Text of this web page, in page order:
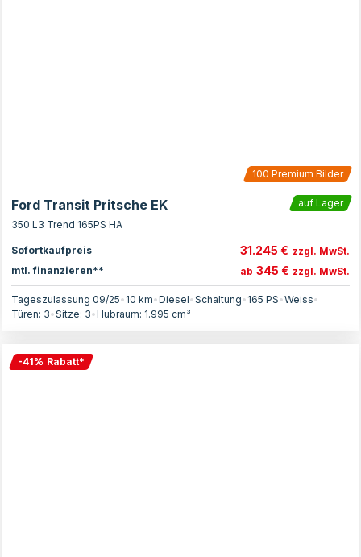
100 Premium Bilder
Ford Transit Pritsche EK
auf Lager
350 L3 Trend 165PS HA
Sofortkaufpreis 31.245 € zzgl. MwSt.
mtl. finanzieren**
ab 345 € zzgl. MwSt.
Tageszulassung 09/25• 10 km•Diesel•Schaltung• 165 PS•Weiss•
Türen: 3•Sitze: 3•Hubraum: 1.995 cm³
-41% Rabatt*